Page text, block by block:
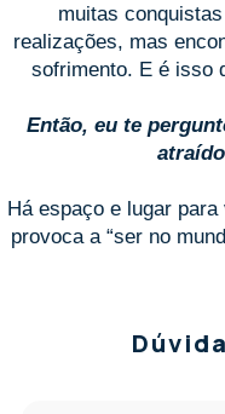
muitas
realizações, mas
sofrimento. E é isso
Então, eu te
Há espaço e lugar
provoca a “ser no